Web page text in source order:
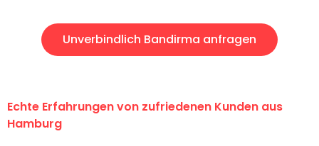
Unverbindlich Bandirma anfragen
Echte Erfahrungen von zufriedenen Kunden aus
Hamburg